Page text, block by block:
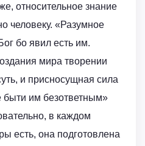
относительное знание
человеку. «Разумное
бо явил есть им.
мира творении
и присносущная сила
быти им безответным»
в каждом
есть, она подготовлена